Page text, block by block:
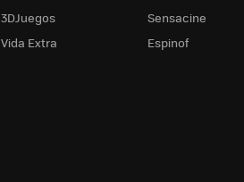
3DJuegos
Vida Extra
Sensacine
Espinof